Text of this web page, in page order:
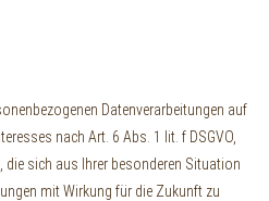
Datenverarbeitungen auf
nach Art. 6 Abs. 1 lit. f DSGVO,
die sich aus Ihrer besonderen Situation
mit Wirkung für die Zukunft zu